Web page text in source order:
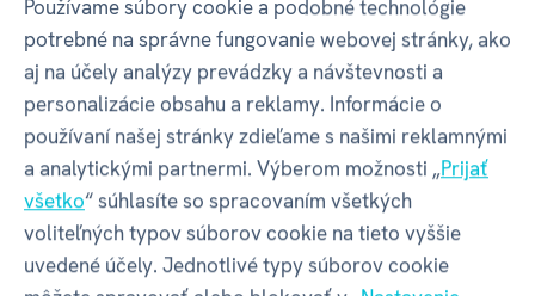
Hlavolamy Hanayama menia svoj
názov na Huzzle
Cast
. Názov sa mení, avšak obsah ostáva rovnaký.
Kvalita aj originalita hlavolamov je zachovaná.
HlavolamyHuzzle Cast sú v špeciálne navrhnutých
formách odlievany zo zinku . Zinok je odľahčený a jeho
precízna povrchová úprava priťahuje oko každého
riešiteľa.
Kovové hlavolamy Huzzle Cast sú vyrábané
Používame súbory cookie a podobné technológie
potrebné na správne fungovanie webovej stránky, ako
aj na účely analýzy prevádzky a návštevnosti a
personalizácie obsahu a reklamy. Informácie o
používaní našej stránky zdieľame s našimi reklamnými
a analytickými partnermi. Výberom možnosti „Prijať
všetko“ súhlasíte so spracovaním všetkých
voliteľných typov súborov cookie na tieto vyššie
uvedené účely. Jednotlivé typy súborov cookie